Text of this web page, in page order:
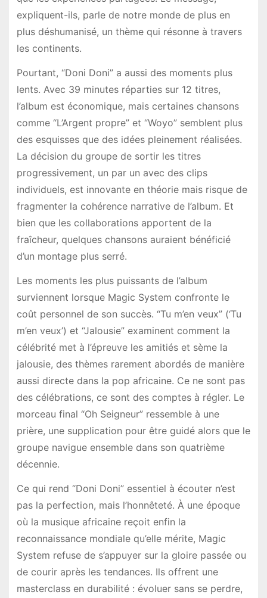
expliquent-ils, parle de notre monde de plus en
plus déshumanisé, un thème qui résonne à travers
les continents.
Pourtant, “Doni Doni” a aussi des moments plus
lents. Avec 39 minutes réparties sur 12 titres,
l’album est économique, mais certaines chansons
comme “L’Argent propre” et “Woyo” semblent plus
des esquisses que des idées pleinement réalisées.
La décision du groupe de sortir les titres
progressivement, un par un avec des clips
individuels, est innovante en théorie mais risque de
fragmenter la cohérence narrative de l’album. Et
bien que les collaborations apportent de la
fraîcheur, quelques chansons auraient bénéficié
d’un montage plus serré.
Les moments les plus puissants de l’album
surviennent lorsque Magic System confronte le
coût personnel de son succès. “Tu m’en veux” (‘Tu
m’en veux’) et “Jalousie” examinent comment la
célébrité met à l’épreuve les amitiés et sème la
jalousie, des thèmes rarement abordés de manière
aussi directe dans la pop africaine. Ce ne sont pas
des célébrations, ce sont des comptes à régler. Le
morceau final “Oh Seigneur” ressemble à une
prière, une supplication pour être guidé alors que le
groupe navigue ensemble dans son quatrième
décennie.
Ce qui rend “Doni Doni” essentiel à écouter n’est
pas la perfection, mais l’honnêteté. À une époque
où la musique africaine reçoit enfin la
reconnaissance mondiale qu’elle mérite, Magic
System refuse de s’appuyer sur la gloire passée ou
de courir après les tendances. Ils offrent une
masterclass en durabilité : évoluer sans se perdre,